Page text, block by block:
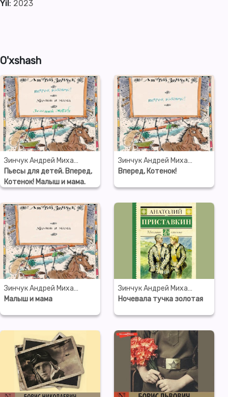
Yil: 2023
O'xshash
Зинчук Андрей Михайлович
Пьесы для детей. Вперед,
Котенок! Малыш и мама.
Зеленый Марабу
Зинчук Андрей Михайлович
Вперед, Котенок!
Зинчук Андрей Михайлович
Малыш и мама
Зинчук Андрей Михайлович
Ночевала тучка золотая